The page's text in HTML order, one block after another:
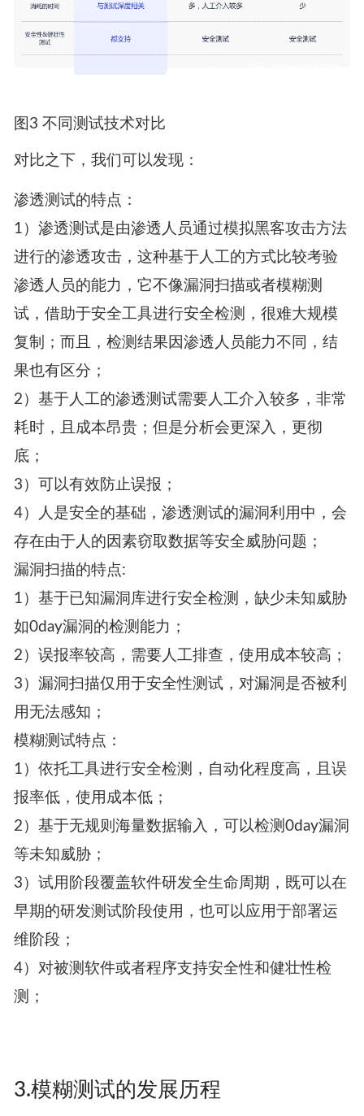
图3 不同测试技术对比
对比之下，我们可以发现：
渗透测试的特点：
1）渗透测试是由渗透人员通过模拟黑客攻击方法
进行的渗透攻击，这种基于人工的方式比较考验
渗透人员的能力，它不像漏洞扫描或者模糊测
试，借助于安全工具进行安全检测，很难大规模
复制；而且，检测结果因渗透人员能力不同，结
果也有区分；
2）基于人工的渗透测试需要人工介入较多，非常
耗时，且成本昂贵；但是分析会更深入，更彻
底；
3）可以有效防止误报；
4）人是安全的基础，渗透测试的漏洞利用中，会
存在由于人的因素窃取数据等安全威胁问题；
漏洞扫描的特点:
1）基于已知漏洞库进行安全检测，缺少未知威胁
如0day漏洞的检测能力；
2）误报率较高，需要人工排查，使用成本较高；
3）漏洞扫描仅用于安全性测试，对漏洞是否被利
用无法感知；
模糊测试特点：
1）依托工具进行安全检测，自动化程度高，且误
报率低，使用成本低；
2）基于无规则海量数据输入，可以检测0day漏洞
等未知威胁；
3）试用阶段覆盖软件研发全生命周期，既可以在
早期的研发测试阶段使用，也可以应用于部署运
维阶段；
4）对被测软件或者程序支持安全性和健壮性检
测；
3.模糊测试的发展历程